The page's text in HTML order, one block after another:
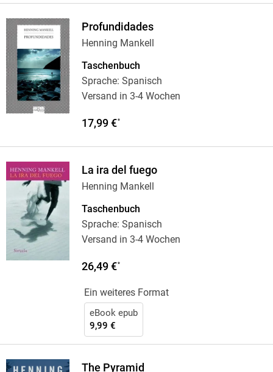
Profundidades
Henning Mankell
Taschenbuch
Sprache: Spanisch
Versand in 3-4 Wochen
17,99 €*
La ira del fuego
Henning Mankell
Taschenbuch
Sprache: Spanisch
Versand in 3-4 Wochen
26,49 €*
Ein weiteres Format
eBook epub
9,99 €
The Pyramid